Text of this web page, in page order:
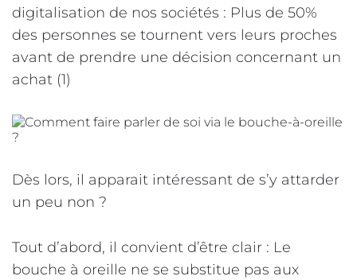
digitalisation de nos sociétés : Plus de 50%
des personnes se tournent vers leurs proches
avant de prendre une décision concernant un
achat (1)
Dès lors, il apparait intéressant de s’y attarder
un peu non ?
Tout d’abord, il convient d’être clair : Le
bouche à oreille ne se substitue pas aux